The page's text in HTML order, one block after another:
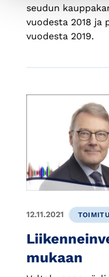
seudun
vuodesta 2018 ja
vuodesta 2019.
12.11.2021
mukaan